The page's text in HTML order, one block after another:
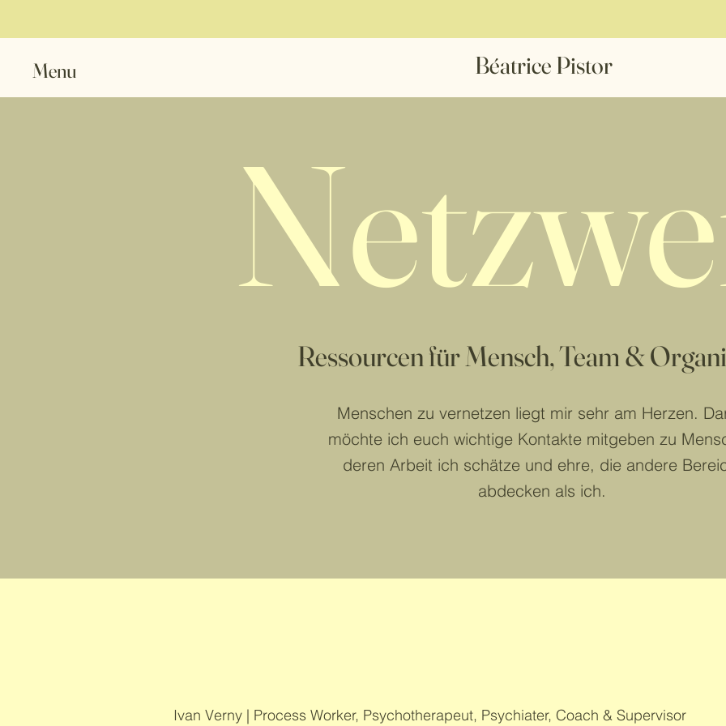
Menu Béatrice Pistor
Ressourcen für Mensch, Team &
Menschen zu vernetzen liegt mir sehr am Herzen.
möchte ich euch wichtige Kontakte mitgeben zu
deren Arbeit ich schätze und ehre, die andere
abdecken als ich.
Ivan Verny | Process Worker, Psychotherapeut, Psychiater, Coach & Supervisor